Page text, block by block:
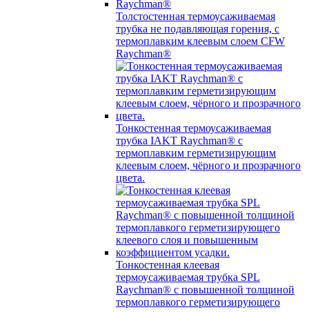
Толстостенная термоусаживаемая
трубка не подавляющая горения, с
термоплавким клеевым слоем CFW
Raychman®
Тонкостенная термоусаживаемая
трубка IAKT Raychman® с
термоплавким герметизирующим
клеевым слоем, чёрного и прозрачного
цвета.
Тонкостенная клеевая
термоусаживаемая трубка SPL
Raychman® с повышенной толщиной
термоплавкого герметизирующего